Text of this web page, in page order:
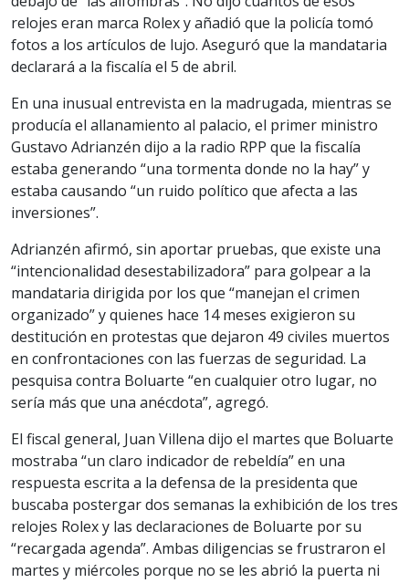
relojes eran marca Rolex y añadió que la policía tomó
fotos a los artículos de lujo. Aseguró que la mandataria
declarará a la fiscalía el 5 de abril.
En una inusual entrevista en la madrugada, mientras se
producía el allanamiento al palacio, el primer ministro
Gustavo Adrianzén dijo a la radio RPP que la fiscalía
estaba generando “una tormenta donde no la hay” y
estaba causando “un ruido político que afecta a las
inversiones”.
Adrianzén afirmó, sin aportar pruebas, que existe una
“intencionalidad desestabilizadora” para golpear a la
mandataria dirigida por los que “manejan el crimen
organizado” y quienes hace 14 meses exigieron su
destitución en protestas que dejaron 49 civiles muertos
en confrontaciones con las fuerzas de seguridad. La
pesquisa contra Boluarte “en cualquier otro lugar, no
sería más que una anécdota”, agregó.
El fiscal general, Juan Villena dijo el martes que Boluarte
mostraba “un claro indicador de rebeldía” en una
respuesta escrita a la defensa de la presidenta que
buscaba postergar dos semanas la exhibición de los tres
relojes Rolex y las declaraciones de Boluarte por su
“recargada agenda”. Ambas diligencias se frustraron el
martes y miércoles porque no se les abrió la puerta ni